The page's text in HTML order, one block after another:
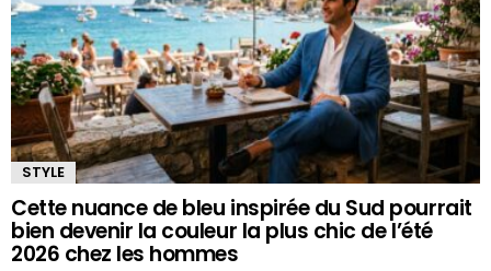
STYLE
Cette nuance de bleu inspirée du Sud pourrait
bien devenir la couleur la plus chic de l’été
2026 chez les hommes